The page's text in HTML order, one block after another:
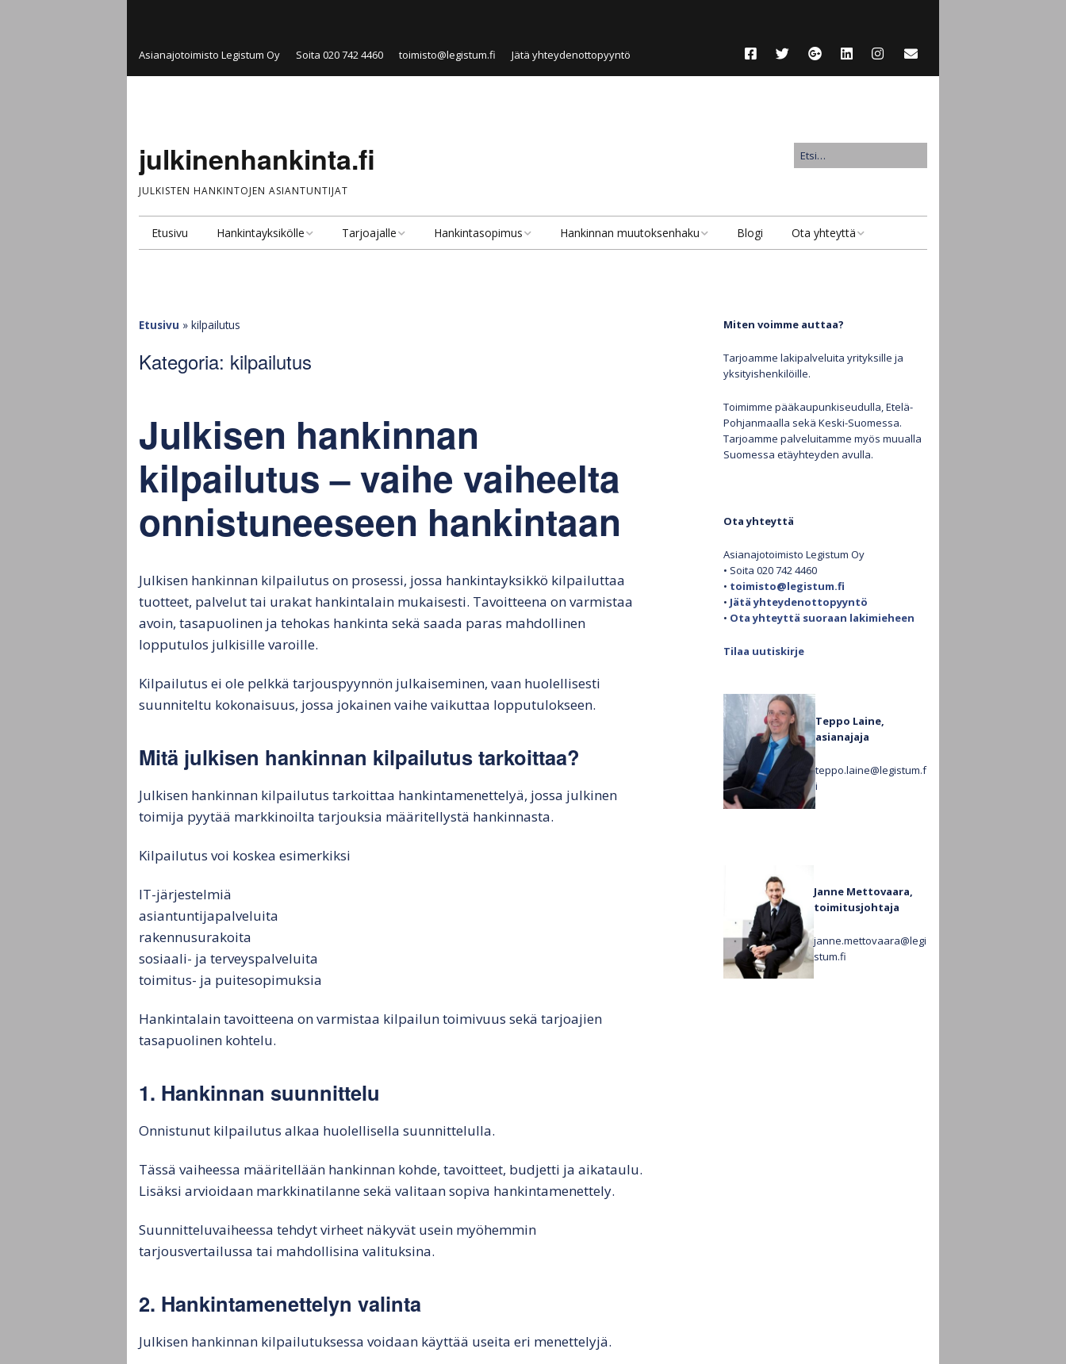
Asianajotoimisto Legistum Oy Soita 020 742 4460 toimisto@legistum.fi Jätä yhteydenottopyyntö
julkinenhankinta.fi
JULKISTEN HANKINTOJEN ASIANTUNTIJAT
Etusivu Hankintayksikölle
hankintamenettely
Julkiset tarjouspyynnöt
Hankintamenettelyn
tarjouspyyntöön
arviointi ja päätös
Julkisten tarjousten
valinta
Tarjoajalle
Hankintapäätös
Hyvän tarjouksen
laatiminen
Hankintasopimus
odotusaika
hankinnan sopimus
Markkinaoikeusvalituks
en vaikutukset
Julkisen hankinnan
väliaikainen
järjestäminen
Hankinnan muutoksenhaku
vahingonkorvaus
Blogi Ota yhteyttä
Evästekäytäntö (EU)
Etusivu » kilpailutus
Kategoria: kilpailutus
Julkisen hankinnan
kilpailutus – vaihe vaiheelta
onnistuneeseen hankintaan
Julkisen hankinnan kilpailutus on prosessi, jossa hankintayksikkö kilpailuttaa
tuotteet, palvelut tai urakat hankintalain mukaisesti. Tavoitteena on varmistaa
avoin, tasapuolinen ja tehokas hankinta sekä saada paras mahdollinen
lopputulos julkisille varoille.
Kilpailutus ei ole pelkkä tarjouspyynnön julkaiseminen, vaan huolellisesti
suunniteltu kokonaisuus, jossa jokainen vaihe vaikuttaa lopputulokseen.
Mitä julkisen hankinnan kilpailutus tarkoittaa?
Julkisen hankinnan kilpailutus tarkoittaa hankintamenettelyä, jossa julkinen
toimija pyytää markkinoilta tarjouksia määritellystä hankinnasta.
Kilpailutus voi koskea esimerkiksi
IT-järjestelmiä
asiantuntijapalveluita
rakennusurakoita
sosiaali- ja terveyspalveluita
toimitus- ja puitesopimuksia
Hankintalain tavoitteena on varmistaa kilpailun toimivuus sekä tarjoajien
tasapuolinen kohtelu.
1. Hankinnan suunnittelu
Onnistunut kilpailutus alkaa huolellisella suunnittelulla.
Tässä vaiheessa määritellään hankinnan kohde, tavoitteet, budjetti ja aikataulu.
Lisäksi arvioidaan markkinatilanne sekä valitaan sopiva hankintamenettely.
Suunnitteluvaiheessa tehdyt virheet näkyvät usein myöhemmin
tarjousvertailussa tai mahdollisina valituksina.
2. Hankintamenettelyn valinta
Julkisen hankinnan kilpailutuksessa voidaan käyttää useita eri menettelyjä.
Miten voimme auttaa?
Tarjoamme lakipalveluita yrityksille ja
yksityishenkilöille.
Toimimme pääkaupunkiseudulla, Etelä-
Pohjanmaalla sekä Keski-Suomessa.
Tarjoamme palveluitamme myös muualla
Suomessa etäyhteyden avulla.
Ota yhteyttä
Asianajotoimisto Legistum Oy
• Soita 020 742 4460
• toimisto@legistum.fi
• Jätä yhteydenottopyyntö
• Ota yhteyttä suoraan lakimieheen
Tilaa uutiskirje
Teppo Laine,
asianajaja
teppo.laine@legistum.f
i
Janne Mettovaara,
toimitusjohtaja
janne.mettovaara@legi
stum.fi